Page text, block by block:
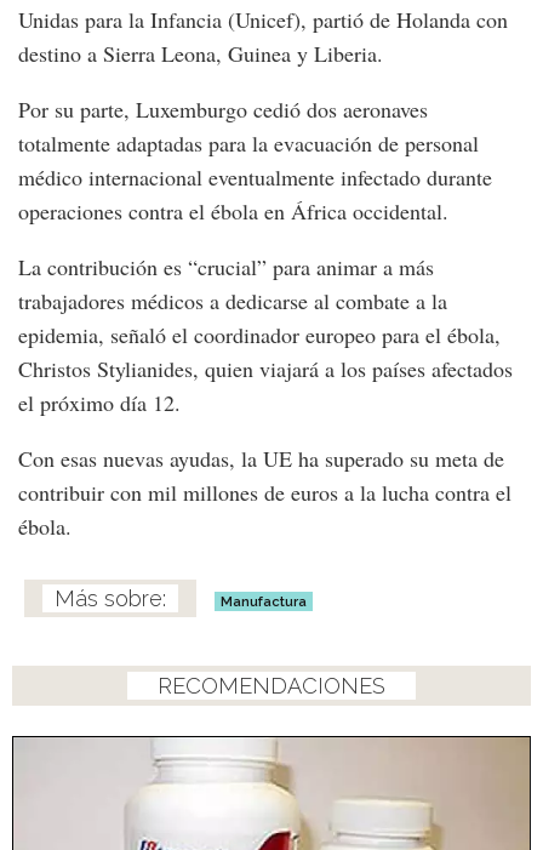
Unidas para la Infancia (Unicef), partió de Holanda con
destino a Sierra Leona, Guinea y Liberia.
Por su parte, Luxemburgo cedió dos aeronaves
totalmente adaptadas para la evacuación de personal
médico internacional eventualmente infectado durante
operaciones contra el ébola en África occidental.
La contribución es “crucial” para animar a más
trabajadores médicos a dedicarse al combate a la
epidemia, señaló el coordinador europeo para el ébola,
Christos Stylianides, quien viajará a los países afectados
el próximo día 12.
Con esas nuevas ayudas, la UE ha superado su meta de
contribuir con mil millones de euros a la lucha contra el
ébola.
Manufactura
RECOMENDACIONES